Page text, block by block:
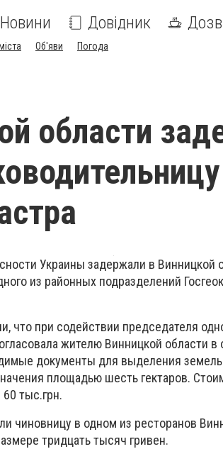
Новини Довідник
Об'яви Погода
области
Украины задержали в Винницкой
из районных подразделений
что при содействии председателя
жителю Винницкой области в
документы для выделения
площадью шесть гектаров.
тыс.грн.
чиновницу в одном из ресторанов
тридцать тысяч гривен.